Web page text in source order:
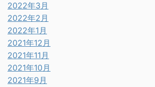
2022年3月
2022年2月
2022年1月
2021年12月
2021年11月
2021年10月
2021年9月